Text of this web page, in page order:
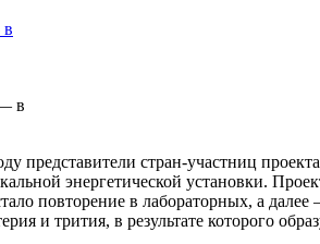
в
представители стран-участниц
энергетической установки.
повторение в лабораторных, а
и трития, в результате которого